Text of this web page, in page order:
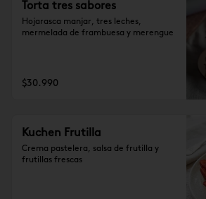
Torta tres sabores
Hojarasca manjar, tres leches,
mermelada de frambuesa y merengue
$30.990
Kuchen Frutilla
Crema pastelera, salsa de frutilla y
frutillas frescas